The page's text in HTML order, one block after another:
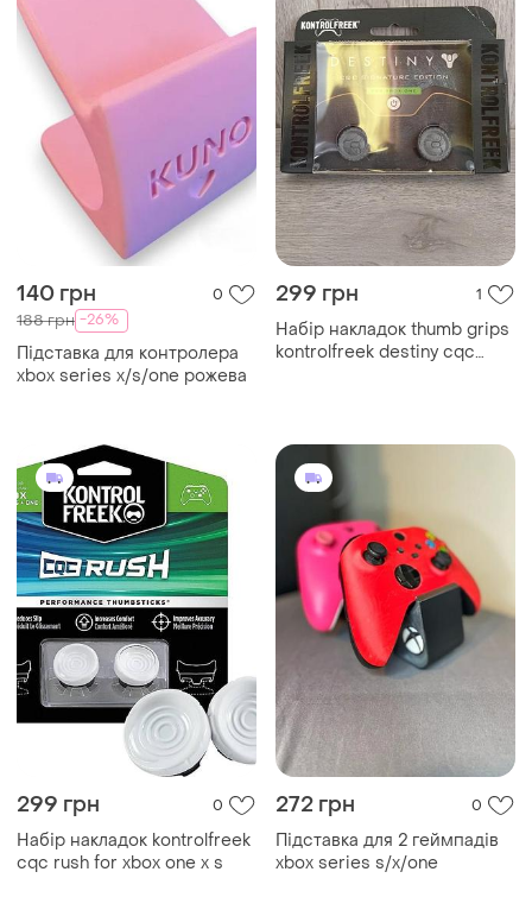
140 грн 0
188 грн -26%
Підставка для контролера
xbox series x/s/one рожева
299 грн 1
Набір накладок thumb grips
kontrolfreek destiny cqc
299 грн 0
Набір накладок kontrolfreek
cqc rush for xbox one x s
272 грн 0
Підставка для 2 геймпадів
xbox series s/x/one